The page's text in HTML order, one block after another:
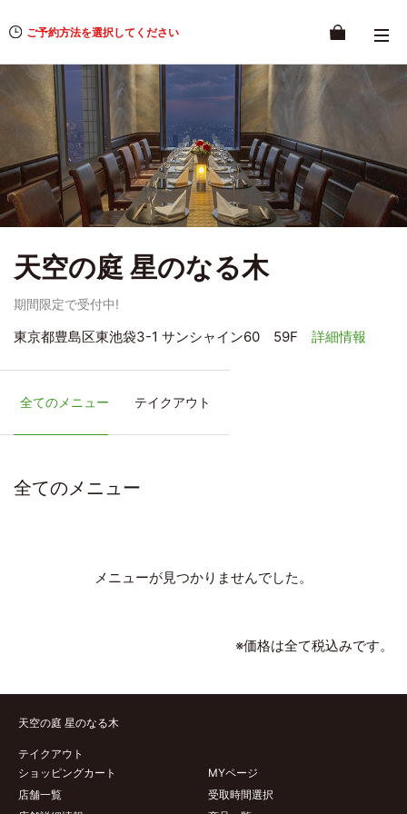
ご予約方法を選択してください
天空の庭 星のなる木
期間限定で受付中!
東京都豊島区東池袋3-1 サンシャイン60 59F 詳細情報
全てのメニュー テイクアウト
全てのメニュー
メニューが見つかりませんでした。
※価格は全て税込みです。
天空の庭 星のなる木
テイクアウト
ショッピングカート
受取時間選択
店舗一覧
MYページ